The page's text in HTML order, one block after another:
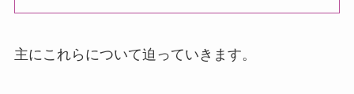
主にこれらについて迫っていきます。